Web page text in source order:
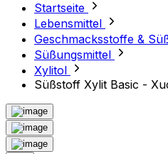
Startseite
Lebensmittel
Geschmacksstoffe &
Süßungsmittel
Xylitol
Süßstoff Xylit Basic -